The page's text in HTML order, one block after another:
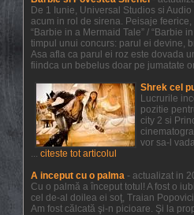
De 1 Iunie, Universal Studios si
acum in rol de sirena. Peisaje
“Barbie in a Mermaid Tale” / “Barbie
timpul unui concurs: parul ei devine,
Asa afla ca parul ei roz este dovada
fiindca un bebelus doar pe jumatate
Shrek cel
Lucrurile
pozitie
city 2 si
vor sa-l
... citeste tot articolul
A inceput cu o palma - actualizat in
Cu o palmă a început totul! A fost o
cel de-al doilea ei soţ, Traian
Am fost călcată şi-n picioare. Şi la